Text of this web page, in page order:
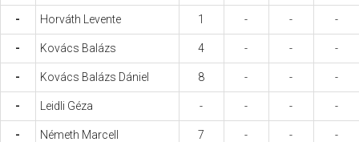
- Horváth Levente 1 - - -
- Kovács Balázs 4 - - -
- Kovács Balázs Dániel 8 - - -
- Leidli Géza - - - -
- Németh Marcell 7 - - -